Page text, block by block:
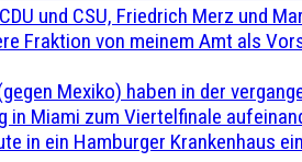
und CSU, Friedrich Merz und
Fraktion von meinem Amt als
Mexiko) haben in der
Miami zum Viertelfinale
in ein Hamburger Krankenhaus